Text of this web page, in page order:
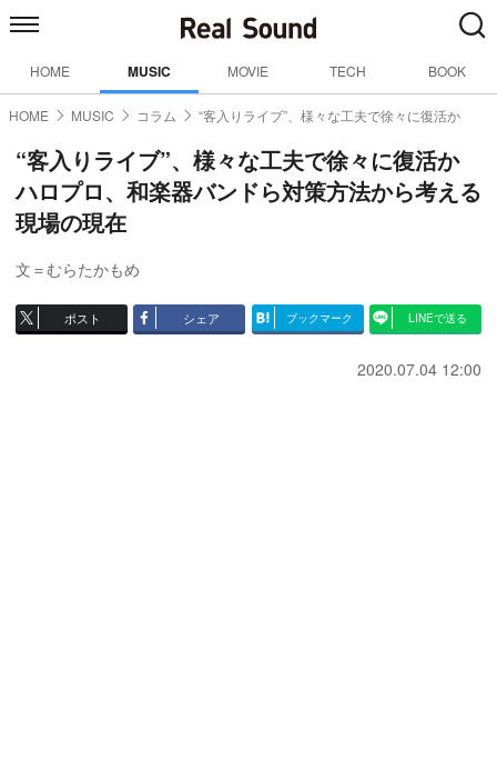
HOME MUSIC MOVIE TECH BOOK
HOME MUSIC コラム “客入りライブ”、様々な工夫で徐々に復活か
“客入りライブ”、様々な工夫で徐々に復活か
ハロプロ、和楽器バンドら対策方法から考える
現場の現在
文＝むらたかもめ
ポスト シェア ブックマーク LINEで送る
2020.07.04 12:00